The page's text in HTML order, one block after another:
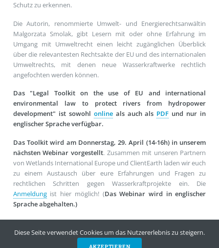
Schutz zu erkennen.
Die Autorin, renommierte Umwelt- und Energierechtsanwältin
Malgorzata Smolak, gibt Lesern mit oder ohne Erfahrung im
Umgang mit Umweltrecht einen leicht zugänglichen Überblick
über die relevantesten Rechtsakte der EU und des internationalen
Umweltrechts, mit denen neue Wasserkraftwerke rechtlich
angefochten werden können.
Das "Legal Toolkit on the use of EU and international
environmental law to protect rivers from hydropower
development" ist sowohl onlineals auch als PDF und nur in
englischer Sprache verfügbar.
Das Toolkit wird am Donnerstag, 29. April (14-16h) in unserem
nächsten Webinar vorgestellt. Zusammen mit unseren Partnern
von Wetlands International Europe und ClientEarth laden wir euch
zu einem Austausch über eure Erfahrungen und Fragen zu
rechtlichen Schritten gegen Wasserkraftprojekte ein. Die
Anmeldungist hier möglich! (Das Webinar wird in englischer
Sprache abgehalten.)
Das Toolkit ist ein Produkt derLawyers for Rivers Initiative, die
2018 vonEuroNatur,GEOTA,Riverwatch,Wetlands International
undWWF Adriains Leben gerufen wurde
Diese Seite verwendet Cookies um das Nutzererlebnis zu steigern.
AKZEPTIEREN